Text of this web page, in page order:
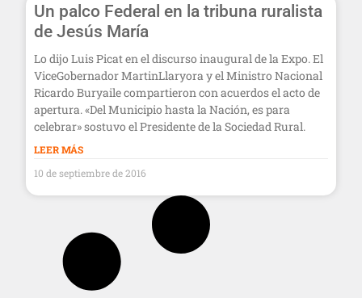
Un palco Federal en la tribuna ruralista
de Jesús María
Lo dijo Luis Picat en el discurso inaugural de la Expo. El
ViceGobernador MartinLlaryora y el Ministro Nacional
Ricardo Buryaile compartieron con acuerdos el acto de
apertura. «Del Municipio hasta la Nación, es para
celebrar» sostuvo el Presidente de la Sociedad Rural.
LEER MÁS
10 de septiembre de 2016